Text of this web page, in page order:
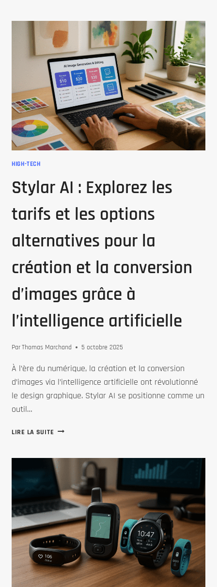
SITE
QUI
DÉNICHE
VOS
IMAGES
DISSIMULÉES
SUR
LE
WEB
HIGH-TECH
Stylar AI : Explorez les
tarifs et les options
alternatives pour la
création et la conversion
d’images grâce à
l’intelligence artificielle
ParThomas Marchand 5 octobre 2025
À l’ère du numérique, la création et la conversion
d’images via l’intelligence artificielle ont révolutionné
le design graphique. Stylar AI se positionne comme un
outil…
LIRE LA SUITE STYLAR
EXPLOREZ
LES
TARIFS
ET
LES
OPTIONS
ALTERNATIVES
POUR
LA
CRÉATION
ET